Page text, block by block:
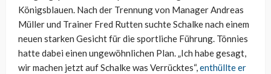
Königsblauen. Nach der Trennung von Manager Andreas
Müller und Trainer Fred Rutten suchte Schalke nach einem
neuen starken Gesicht für die sportliche Führung. Tönnies
hatte dabei einen ungewöhnlichen Plan. „Ich habe gesagt,
wir machen jetzt auf Schalke was Verrücktes“,enthüllte er